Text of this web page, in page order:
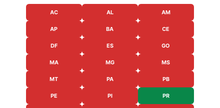
AC AL AM
AP BA CE
DF ES GO
MA MG MS
MT PA PB
PE PI PR